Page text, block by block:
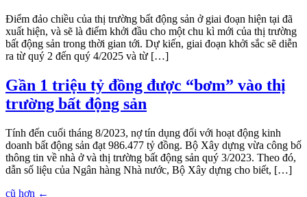
Điểm đảo chiều của thị trường bất động sản ở giai đoạn hiện tại đã
xuất hiện, và sẽ là điểm khởi đầu cho một chu kì mới của thị trường
bất động sản trong thời gian tới. Dự kiến, giai đoạn khởi sắc sẽ diễn
ra từ quý 2 đến quý 4/2025 và từ […]
Gần 1 triệu tỷ đồng được “bơm” vào thị
trường bất động sản
Tính đến cuối tháng 8/2023, nợ tín dụng đối với hoạt động kinh
doanh bất động sản đạt 986.477 tỷ đồng. Bộ Xây dựng vừa công bố
thông tin về nhà ở và thị trường bất động sản quý 3/2023. Theo đó,
dẫn số liệu của Ngân hàng Nhà nước, Bộ Xây dựng cho biết, […]
cũ hơn ←